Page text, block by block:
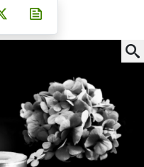
auf Whatsapp
Teilen auf Telegram
Mail teilen
Post auf X